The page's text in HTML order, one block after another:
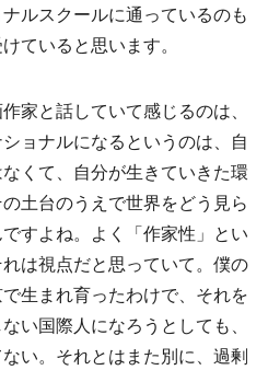
ルスクールに通っているのも
ていると思います。
家と話していて感じるのは、
ョナルになるというのは、自
くて、自分が生きていきた環
土台のうえで世界をどう見ら
すよね。よく「作家性」とい
は視点だと思っていて。僕の
生まれ育ったわけで、それを
い国際人になろうとしても、
い。それとはまた別に、過剰